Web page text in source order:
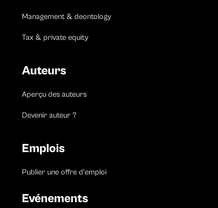
Management & deontology
Tax & private equity
Auteurs
Aperçu des auteurs
Devenir auteur ?
Emplois
Publier une offre d’emploi
Evénements